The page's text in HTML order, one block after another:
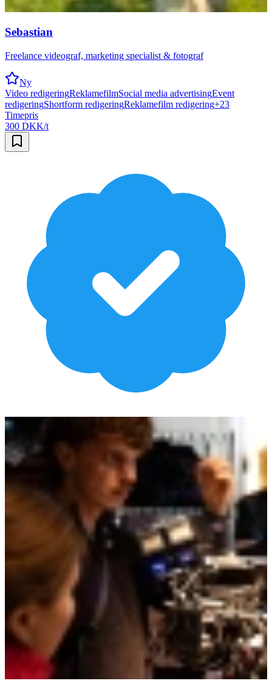
Sebastian
Freelance videograf, marketing specialist & fotograf
Ny
Video redigeringReklamefilmSocial media advertisingEvent
redigeringShortform redigeringReklamefilm redigering+23
Timepris
300 DKK/t